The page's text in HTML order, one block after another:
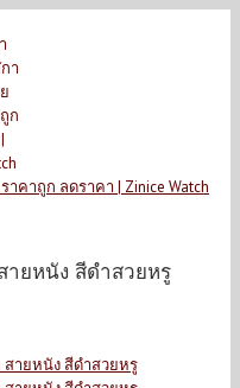
ายหนัง สีดำสวยหรู